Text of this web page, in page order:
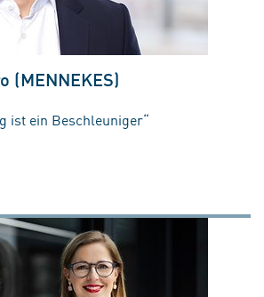
(MENNEKES)
ist ein Beschleuniger“